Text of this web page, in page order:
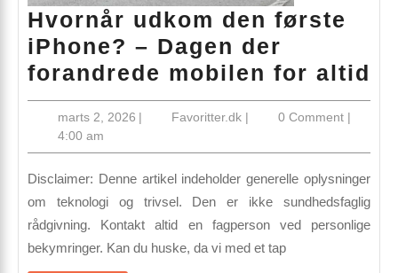
Hvornår udkom den første
iPhone? – Dagen der
forandrede mobilen for altid
–
marts 2, 2026marts
2026
| Favoritter.dkFavoritter.dk
| 0 Comment |
4:00 am
Disclaimer: Denne artikel indeholder generelle oplysninger
om teknologi og trivsel. Den er ikke sundhedsfaglig
rådgivning. Kontakt altid en fagperson ved personlige
bekymringer. Kan du huske, da vi med et tap